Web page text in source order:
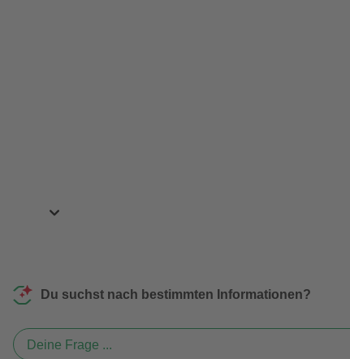
Du suchst nach bestimmten Informationen?
Deine Frage ...